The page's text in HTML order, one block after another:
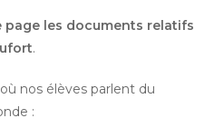
page les documents relatifs
.
nos élèves parlent du
: